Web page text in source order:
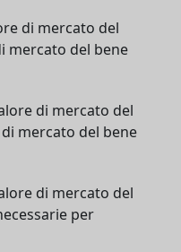
di mercato del
mercato del bene
di mercato del
mercato del bene
di mercato del
per